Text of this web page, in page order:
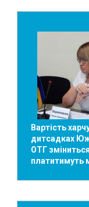
Вартість
дитсадках
ОТГ
платитимуть